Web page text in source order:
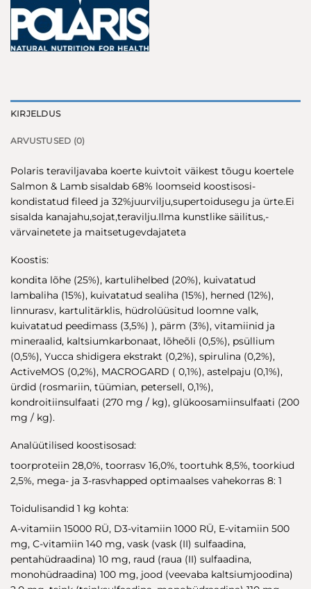
KIRJELDUS
ARVUSTUSED (0)
Polaris teraviljavaba koerte kuivtoit väikest tõugu koertele
Salmon & Lamb sisaldab 68% loomseid koostisosi-
kondistatud fileed ja 32%juurvilju,supertoidusegu ja ürte.Ei
sisalda kanajahu,sojat,teravilju.Ilma kunstlike säilitus,-
värvainetete ja maitsetugevdajateta
Koostis:
kondita lõhe (25%), kartulihelbed (20%), kuivatatud
lambaliha (15%), kuivatatud sealiha (15%), herned (12%),
linnurasv, kartulitärklis, hüdrolüüsitud loomne valk,
kuivatatud peedimass (3,5%) ), pärm (3%), vitamiinid ja
mineraalid, kaltsiumkarbonaat, lõheõli (0,5%), psüllium
(0,5%), Yucca shidigera ekstrakt (0,2%), spirulina (0,2%),
ActiveMOS (0,2%), MACROGARD ( 0,1%), astelpaju (0,1%),
ürdid (rosmariin, tüümian, petersell, 0,1%),
kondroitiinsulfaati (270 mg / kg), glükoosamiinsulfaati (200
mg / kg).
Analüütilised koostisosad:
toorproteiin 28,0%, toorrasv 16,0%, toortuhk 8,5%, toorkiud
2,5%, mega- ja 3-rasvhapped optimaalses vahekorras 8: 1
Toidulisandid 1 kg kohta:
A-vitamiin 15000 RÜ, D3-vitamiin 1000 RÜ, E-vitamiin 500
mg, C-vitamiin 140 mg, vask (vask (II) sulfaadina,
pentahüdraadina) 10 mg, raud (raua (II) sulfaadina,
monohüdraadina) 100 mg, jood (veevaba kaltsiumjoodina)